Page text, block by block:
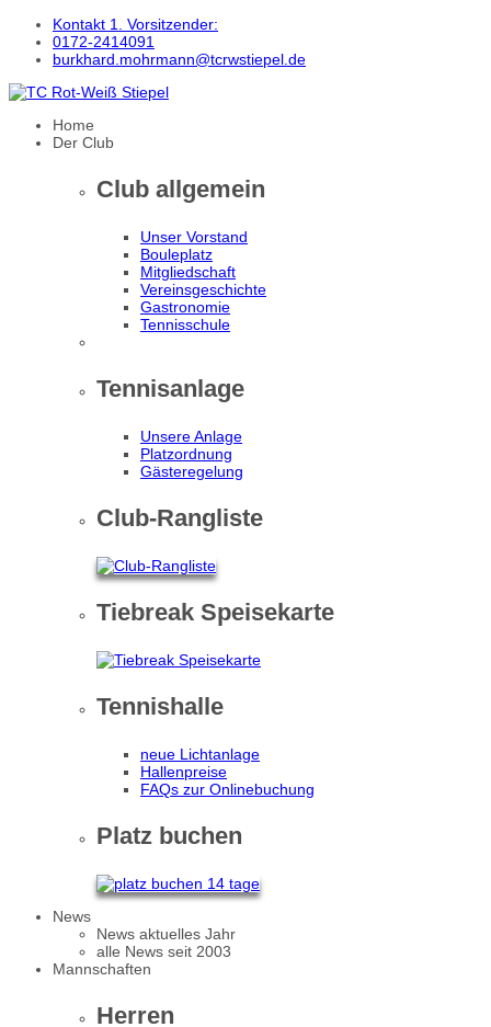
Kontakt 1. Vorsitzender:
0172-2414091
burkhard.mohrmann@tcrwstiepel.de
Home
Der Club
Club allgemein
Unser Vorstand
Bouleplatz
Mitgliedschaft
Vereinsgeschichte
Gastronomie
Tennisschule
Tennisanlage
Unsere Anlage
Platzordnung
Gästeregelung
Club-Rangliste
Tiebreak Speisekarte
Tennishalle
neue Lichtanlage
Hallenpreise
FAQs zur Onlinebuchung
Platz buchen
News
News aktuelles Jahr
alle News seit 2003
Mannschaften
Herren